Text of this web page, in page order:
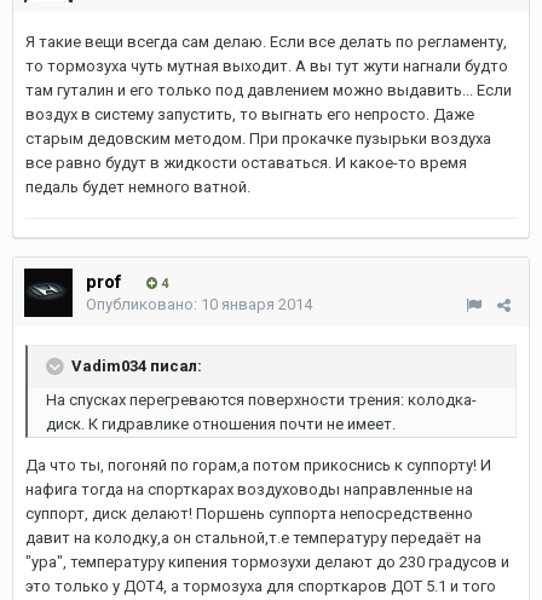
Я такие вещи всегда сам делаю. Если все делать по регламенту,
то тормозуха чуть мутная выходит. А вы тут жути нагнали будто
там гуталин и его только под давлением можно выдавить... Если
воздух в систему запустить, то выгнать его непросто. Даже
старым дедовским методом. При прокачке пузырьки воздуха
все равно будут в жидкости оставаться. И какое-то время
педаль будет немного ватной.
prof 4
Опубликовано: 10 января 2014
Vadim034 писал:
На спусках перегреваются поверхности трения: колодка-
диск. К гидравлике отношения почти не имеет.
Да что ты, погоняй по горам,а потом прикоснись к суппорту! И
нафига тогда на спорткарах воздуховоды направленные на
суппорт, диск делают! Поршень суппорта непосредственно
давит на колодку,а он стальной,т.е температуру передаёт на
"ура", температуру кипения тормозухи делают до 230 градусов и
это только у ДОТ4, а тормозуха для спорткаров ДОТ 5.1 и того